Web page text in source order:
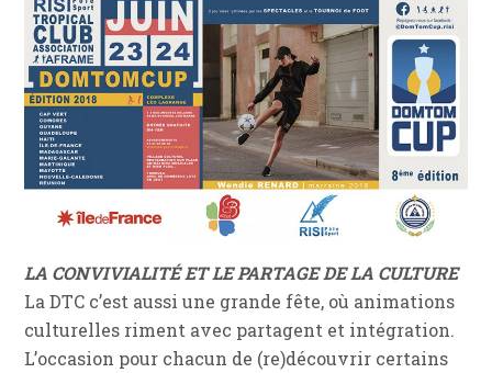
LA CONVIVIALITÉ ET LE PARTAGE DE LA CULTURE
La DTC c’est aussi une grande fête, où animations
culturelles riment avec partagent et intégration.
L’occasion pour chacun de (re)découvrir certains